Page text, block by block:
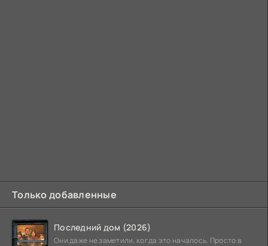
Только добавленные
Последний дом (2026)
Они даже не заметили, когда это началось. Просто в